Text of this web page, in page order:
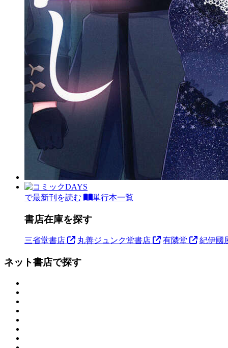
で最新刊を読む 単行本一覧
書店在庫を探す
三省堂書店 丸善ジュンク堂書店 有隣堂 紀伊國
ネット書店で探す